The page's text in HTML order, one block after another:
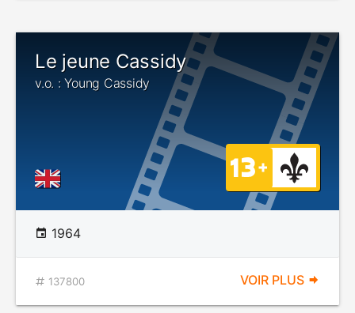
Le jeune Cassidy
v.o. : Young Cassidy
1964
137800 VOIR PLUS